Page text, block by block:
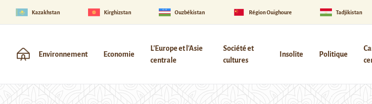
Kazakhstan Kirghizstan Ouzbékistan Région Ouïghoure Tadjikistan
Environnement Economie
L'Europe et l'Asie
centrale
Société et
cultures
Insolite Politique